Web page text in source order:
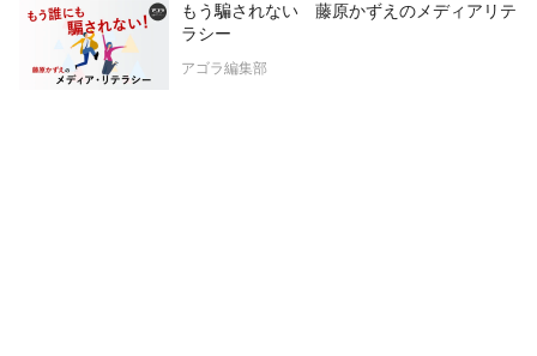
もう騙されない 藤原かずえのメディアリテ
ラシー
アゴラ編集部